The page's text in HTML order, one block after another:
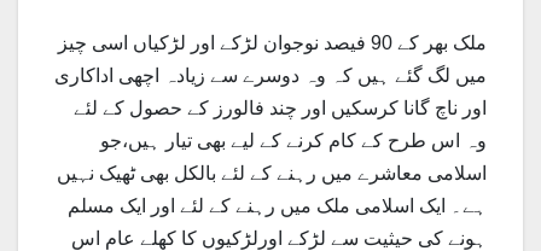
ملک بھر کے 90 فیصد نوجوان لڑکے اور لڑکیاں اسی چیز
میں لگ گئے ہیں کہ وہ دوسرے سے زیادہ اچھی اداکاری
اور ناچ گانا کرسکیں اور چند فالورز کے حصول کے لئے
وہ اس طرح کے کام کرنے کے لیے بھی تیار ہیں،جو
اسلامی معاشرے میں رہنے کے لئے بالکل بھی ٹھیک نہیں
ہے۔ ایک اسلامی ملک میں رہنے کے لئے اور ایک مسلم
ہونے کی حیثیت سے لڑکے اورلڑکیوں کا کھلے عام اس